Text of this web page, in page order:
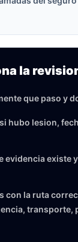
la
que paso y
hubo lesion,
evidencia existe
con la ruta
transporte,